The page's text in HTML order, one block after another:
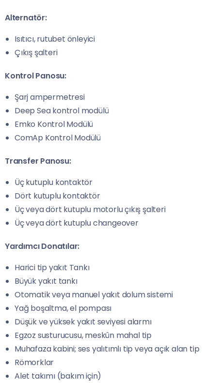
Alternatör:
Isıtıcı, rutubet önleyici
Çıkış şalteri
Kontrol Panosu:
Şarj ampermetresi
Deep Sea kontrol modülü
Emko Kontrol Modülü
ComAp Kontrol Modülü
Transfer Panosu:
Üç kutuplu kontaktör
Dört kutuplu kontaktör
Üç veya dört kutuplu motorlu çıkış şalteri
Üç veya dört kutuplu changeover
Yardımcı Donatılar:
Harici tip yakıt Tankı
Büyük yakıt tankı
Otomatik veya manuel yakıt dolum sistemi
Yağ boşaltma, el pompası
Düşük ve yüksek yakıt seviyesi alarmı
Egzoz susturucusu, meskûn mahal tip
Muhafaza kabini; ses yalıtımlı tip veya açık alan tip
Römorklar
Alet takımı (bakım için)